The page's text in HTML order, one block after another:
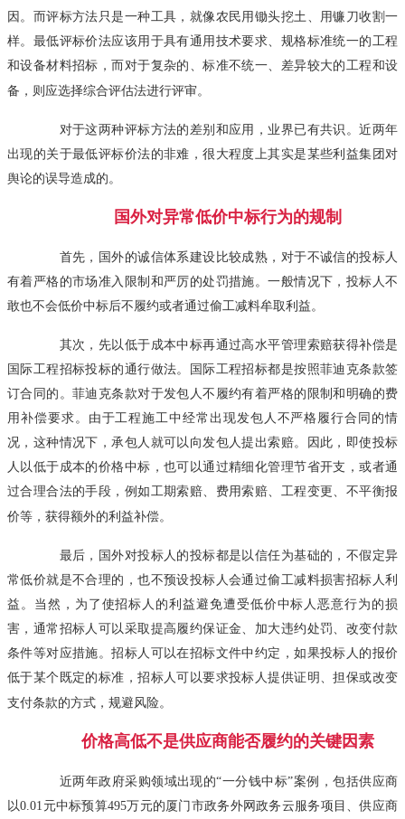
因。而评标方法只是一种工具，就像农民用锄头挖土、用镰刀收割一
样。最低评标价法应该用于具有通用技术要求、规格标准统一的工程
和设备材料招标，而对于复杂的、标准不统一、差异较大的工程和设
备，则应选择综合评估法进行评审。
对于这两种评标方法的差别和应用，业界已有共识。近两年
出现的关于最低评标价法的非难，很大程度上其实是某些利益集团对
舆论的误导造成的。
国外对异常低价中标行为的规制
首先，国外的诚信体系建设比较成熟，对于不诚信的投标人
有着严格的市场准入限制和严厉的处罚措施。一般情况下，投标人不
敢也不会低价中标后不履约或者通过偷工减料牟取利益。
其次，先以低于成本中标再通过高水平管理索赔获得补偿是
国际工程招标投标的通行做法。国际工程招标都是按照菲迪克条款签
订合同的。菲迪克条款对于发包人不履约有着严格的限制和明确的费
用补偿要求。由于工程施工中经常出现发包人不严格履行合同的情
况，这种情况下，承包人就可以向发包人提出索赔。因此，即使投标
人以低于成本的价格中标，也可以通过精细化管理节省开支，或者通
过合理合法的手段，例如工期索赔、费用索赔、工程变更、不平衡报
价等，获得额外的利益补偿。
最后，国外对投标人的投标都是以信任为基础的，不假定异
常低价就是不合理的，也不预设投标人会通过偷工减料损害招标人利
益。当然，为了使招标人的利益避免遭受低价中标人恶意行为的损
害，通常招标人可以采取提高履约保证金、加大违约处罚、改变付款
条件等对应措施。招标人可以在招标文件中约定，如果投标人的报价
低于某个既定的标准，招标人可以要求投标人提供证明、担保或改变
支付条款的方式，规避风险。
价格高低不是供应商能否履约的关键因素
近两年政府采购领域出现的“一分钱中标”案例，包括供应商
以0.01元中标预算495万元的厦门市政务外网政务云服务项目、供应商